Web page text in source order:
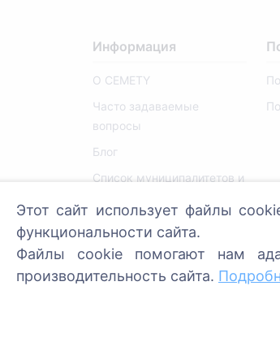
Информация
О CEMETY
Часто задаваемые
вопросы
Блог
Список муниципалитетов и
конфиденциальности
Политика платежей
Этот сайт использует файлы
функциональности сайта.
Файлы cookie помогают нам
производительность сайта.